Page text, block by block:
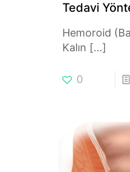
Tedavi
Hemoroid
Kalın […]
0